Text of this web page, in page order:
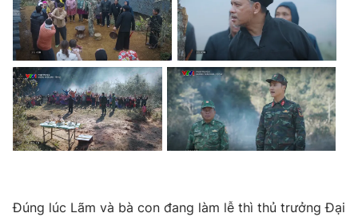
Đúng lúc Lãm và bà con đang làm lễ thì thủ trưởng Đại